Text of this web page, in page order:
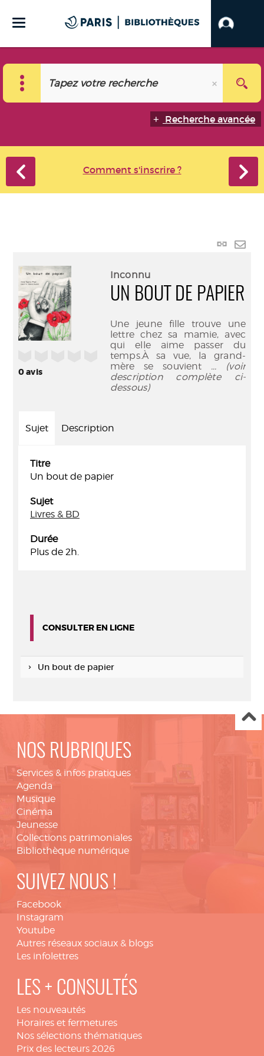
Recherche avancée
Comment s'inscrire ?
Lien
mail
0avis
Inconnu
UN BOUT DE PAPIER
Une jeune fille trouve une
lettre chez sa mamie, avec
qui elle aime passer du
temps.À sa vue, la grand-
mère se souvient ... (voir
description complète ci-
dessous)
Sujet Description
Titre
Un bout de papier
Sujet
Livres & BD
Durée
Plus de 2h.
CONSULTER EN LIGNE
Un bout de papier
NOS RUBRIQUES
Services & infos pratiques
Agenda
Musique
Cinéma
Jeunesse
Collections patrimoniales
Bibliothèque numérique
SUIVEZ NOUS !
Facebook
Instagram
Youtube
Autres réseaux sociaux & blogs
Les infolettres
LES + CONSULTÉS
Les nouveautés
Horaires et fermetures
Nos sélections thématiques
Prix des lecteurs 2026